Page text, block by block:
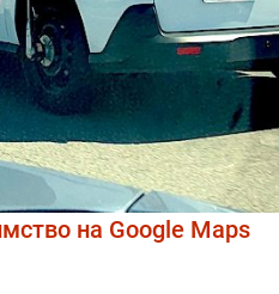
на Google Maps